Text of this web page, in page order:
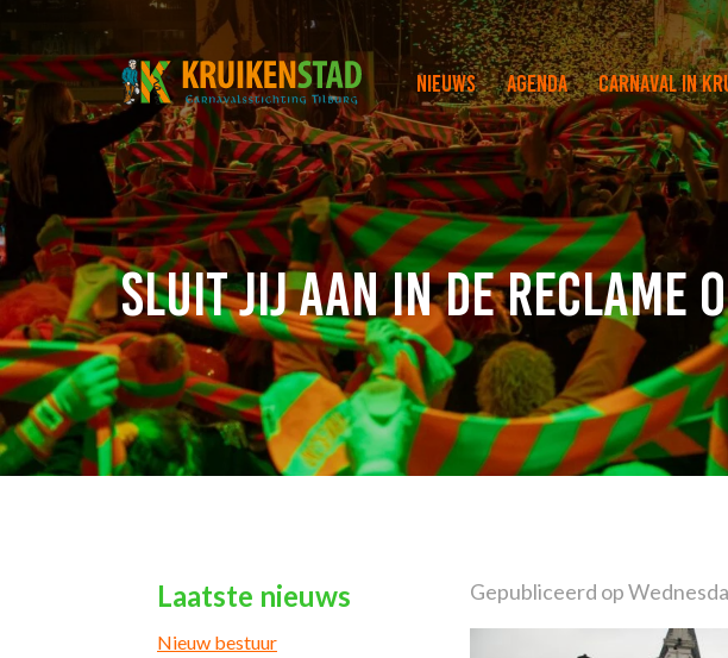
Nieuws Agenda Carnaval in
Sluit jij aan in de reclame
Laatste nieuws
Nieuw bestuur
Gepubliceerd op